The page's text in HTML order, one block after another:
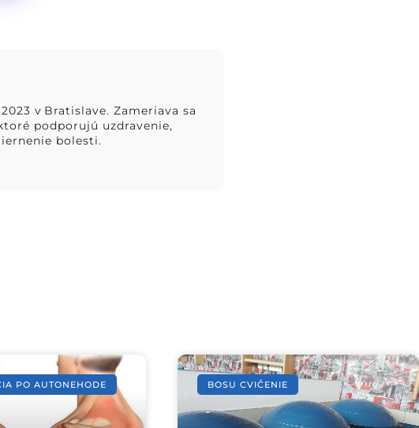
v Bratislave. Zameriava sa
podporujú uzdravenie,
bolesti.
PO AUTONEHODE BOSU CVIČENIE